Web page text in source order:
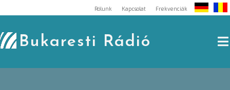
to
content
Rólunk Kapcsolat Frekvenciák
Bukaresti Rádió